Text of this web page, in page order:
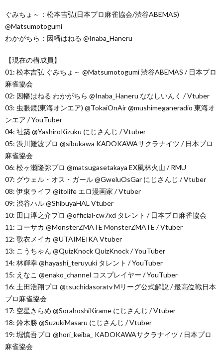
ぐみちょ～：松本吉弘(日本プロ麻雀協会/渋谷ABEMAS)
@Matsumotogumi
わかがちら：因幡はねる @Inaba_Haneru
【現在の構成員】
01: 松本吉弘 ぐみちょ～ @Matsumotogumi 渋谷ABEMAS / 日本プロ
麻雀協会
02: 因幡はねる わかがちら @Inaba_Haneru ななしいんく / Vtuber
03: 虫眼鏡(東海オンエア) @TokaiOnAir @mushimeganeradio 東海オ
ンエア / YouTuber
04: 社築 @YashiroKizuku にじさんじ / Vtuber
05: 渋川難波プロ @sibukawa KADOKAWAサクラナイツ / 日本プロ
麻雀協会
06: 松ヶ瀬隆弥プロ @matsugasetakaya EX風林火山 / RMU
07: グウェル・オス・ガール @GweluOsGar にじさんじ / Vtuber
08: 伊東ライフ @itolife エロ漫画家 / Vtuber
09: 渋谷ハル @ShibuyaHAL Vtuber
10: 田口淳之介プロ @official-cw7xd タレント / 日本プロ麻雀協会
11: コーサカ @MonsterZMATE MonsterZMATE / Vtuber
12: 歌衣メイカ @UTAIMEIKA Vtuber
13: こうちゃん @QuizKnock QuizKnock / YouTuber
14: 林輝幸 @hayashi_teruyuki タレント / YouTuber
15: えなこ @enako_channel コスプレイヤー / YouTuber
16: 土田浩翔プロ @tsuchidasoratv Mリーグ公式解説 / 最高位戦日本
プロ麻雀協会
17: 空星きらめ @SorahoshiKirame にじさんじ / Vtuber
18: 鈴木勝 @SuzukiMasaru にじさんじ / Vtuber
19: 堀慎吾プロ @hori_keiba_ KADOKAWAサクラナイツ / 日本プロ
麻雀協会